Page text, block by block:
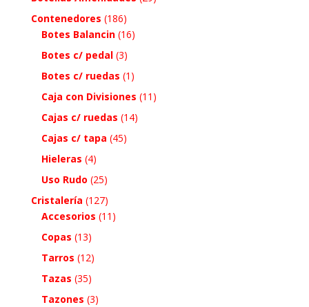
Contenedores (186)
Botes Balancin (16)
Botes c/ pedal (3)
Botes c/ ruedas (1)
Caja con Divisiones (11)
Cajas c/ ruedas (14)
Cajas c/ tapa (45)
Hieleras (4)
Uso Rudo (25)
Cristalería (127)
Accesorios (11)
Copas (13)
Tarros (12)
Tazas (35)
Tazones (3)